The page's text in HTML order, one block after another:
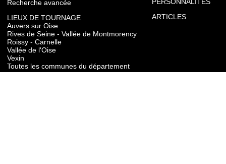
Recherche avancée
LIEUX DE TOURNAGE
Auvers sur Oise
Rives de Seine - Vallée de Montmorency
Roissy - Carnelle
Vallée de l'Oise
Vexin
Toutes les communes du département
ARTICLES